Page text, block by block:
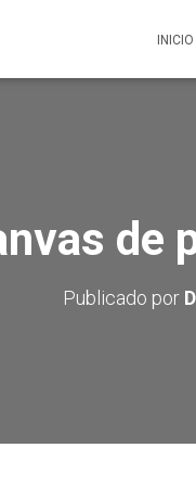
INICIO
de
Publicado por